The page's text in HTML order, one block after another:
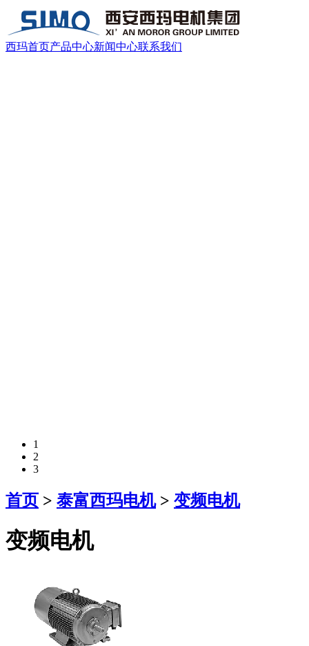
西玛首页产品中心新闻中心联系我们
1
2
3
首页 > 泰富西玛电机> 变频电机
变频电机